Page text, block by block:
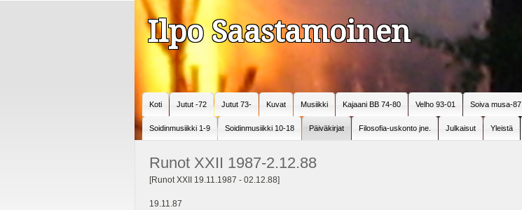
Ilpo Saastamoinen
Koti Jutut -72 Jutut 73- Kuvat Musiikki Kajaani BB 74-80 Velho 93-01 Soiva musa-87
Soidinmusiikki 1-9 Soidinmusiikki 10-18 Päiväkirjat Filosofia-uskonto jne. Julkaisut Yleistä
Runot XXII 1987-2.12.88
[Runot XXII 19.11.1987 - 02.12.88]
19.11.87